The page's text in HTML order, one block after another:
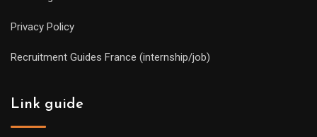
Privacy Policy
Recruitment Guides France (internship/job)
Link guide